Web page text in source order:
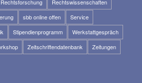
Rechtsforschung
Rechtswissenschaften
sbb online offen
Service
Stipendienprogramm
Werkstattgespräch
Zeitschriftendatenbank
Zeitungen